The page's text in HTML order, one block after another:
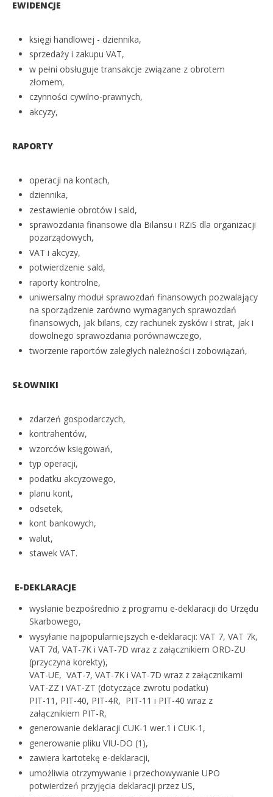
EWIDENCJE
księgi handlowej - dziennika,
sprzedaży i zakupu VAT,
w pełni obsługuje transakcje związane z obrotem
złomem,
czynności cywilno-prawnych,
akcyzy,
RAPORTY
operacji na kontach,
dziennika,
zestawienie obrotów i sald,
sprawozdania finansowe dla Bilansu i RZiS dla organizacji
pozarządowych,
VAT i akcyzy,
potwierdzenie sald,
raporty kontrolne,
uniwersalny moduł sprawozdań finansowych pozwalający
na sporządzenie zarówno wymaganych sprawozdań
finansowych, jak bilans, czy rachunek zysków i strat, jak i
dowolnego sprawozdania porównawczego,
tworzenie raportów zaległych należności i zobowiązań,
SŁOWNIKI
zdarzeń gospodarczych,
kontrahentów,
wzorców księgowań,
typ operacji,
podatku akcyzowego,
planu kont,
odsetek,
kont bankowych,
walut,
stawek VAT.
E-DEKLARACJE
wysłanie bezpośrednio z programu e-deklaracji do Urzędu
Skarbowego,
wysyłanie najpopularniejszych e-deklaracji: VAT 7, VAT 7k,
VAT 7d, VAT-7K i VAT-7D wraz z załącznikiem ORD-ZU
(przyczyna korekty),
VAT-UE, VAT-7, VAT-7K i VAT-7D wraz z załącznikami
VAT-ZZ i VAT-ZT (dotyczące zwrotu podatku)
PIT-11, PIT-40, PIT-4R, PIT-11 i PIT-40 wraz z
załącznikiem PIT-R,
generowanie deklaracji CUK-1 wer.1 i CUK-1,
generowanie pliku VIU-DO (1),
zawiera kartotekę e-deklaracji,
umożliwia otrzymywanie i przechowywanie UPO
potwierdzeń przyjęcia deklaracji przez US,